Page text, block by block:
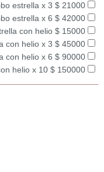
estrella x 3 $ 21000
estrella x 6 $ 42000
con helio $ 15000
con helio x 3 $ 45000
con helio x 6 $ 90000
helio x 10 $ 150000